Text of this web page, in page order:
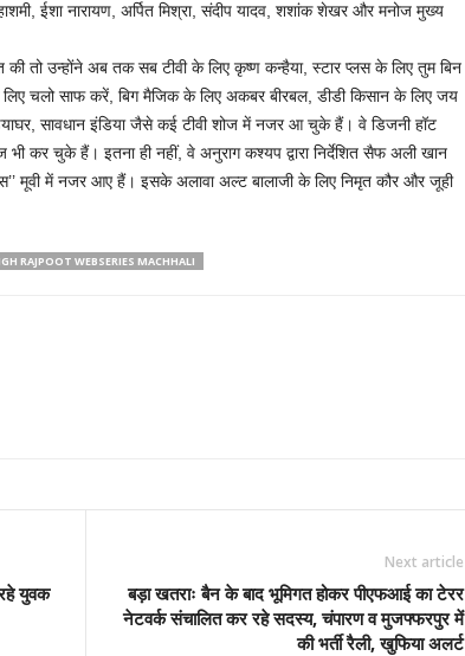
ईशा नारायण, अर्पित मिश्रा, संदीप यादव, शशांक शेखर और मनोज मुख्य
की तो उन्होंने अब तक सब टीवी के लिए कृष्ण कन्हैया, स्टार प्लस के लिए तुम बिन
चलो साफ करें, बिग मैजिक के लिए अकबर बीरबल, डीडी किसान के लिए जय
सावधान इंडिया जैसे कई टीवी शोज में नजर आ चुके हैं। वे डिजनी हॉट
कर चुके हैं। इतना ही नहीं, वे अनुराग कश्यप द्वारा निर्देशित सैफ अली खान
मूवी में नजर आए हैं। इसके अलावा अल्ट बालाजी के लिए निमृत कौर और जूही
RAJPOOT WEBSERIES MACHHALI
युवक
Next article
बड़ा खतराः बैन के बाद भूमिगत होकर पीएफआई का टेरर
नेटवर्क संचालित कर रहे सदस्य, चंपारण व मुजफ्फरपुर में
की भर्ती रैली, खुफिया अलर्ट